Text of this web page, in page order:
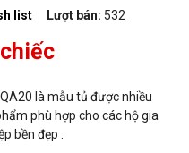
list Lượt bán: 532
là mẫu tủ được nhiều
phù hợp cho các hộ gia
bền đẹp .